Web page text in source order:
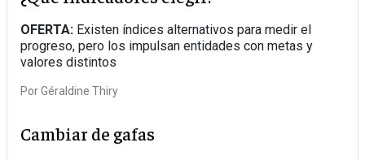
OFERTA: Existen índices alternativos para medir el
progreso, pero los impulsan entidades con metas y
valores distintos
PorGéraldine Thiry
Cambiar de gafas